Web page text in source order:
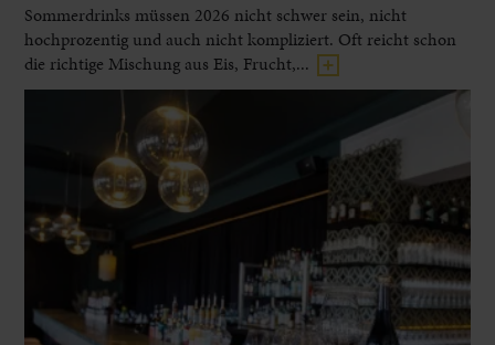
Sommerdrinks müssen 2026 nicht schwer sein, nicht
hochprozentig und auch nicht kompliziert. Oft reicht schon
die richtige Mischung aus Eis, Frucht,...